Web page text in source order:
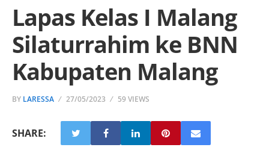
Lapas Kelas I Malang
Silaturrahim ke BNN
Kabupaten Malang
BY LARESSA 27/05/2023 59 VIEWS
SHARE: